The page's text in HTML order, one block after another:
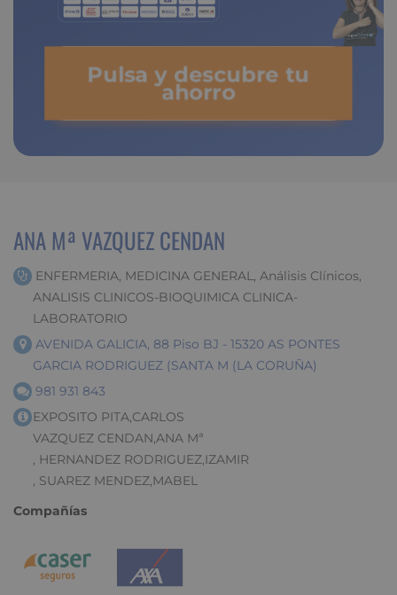
Pulsa y descubre tu
ahorro
ANA Mª VAZQUEZ CENDAN
ENFERMERIA, MEDICINA GENERAL, Análisis Clínicos,
ANALISIS CLINICOS-BIOQUIMICA CLINICA-
LABORATORIO
AVENIDA GALICIA, 88 Piso BJ - 15320 AS PONTES
GARCIA RODRIGUEZ (SANTA M (LA CORUÑA)
981 931 843
EXPOSITO PITA,CARLOS
VAZQUEZ CENDAN,ANA Mª
, HERNANDEZ RODRIGUEZ,IZAMIR
, SUAREZ MENDEZ,MABEL
Compañías